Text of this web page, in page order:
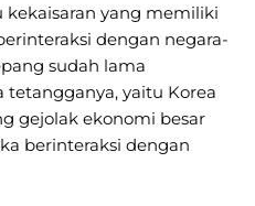
kekaisaran yang memiliki
dengan negara-
sudah lama
tetangganya, yaitu Korea
gejolak ekonomi besar
berinteraksi dengan